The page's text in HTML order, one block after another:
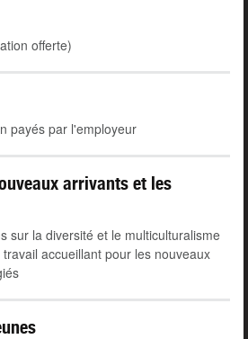
offerte)
payés par l'employeur
arrivants et les
sur la diversité et le multiculturalisme
accueillant pour les nouveaux